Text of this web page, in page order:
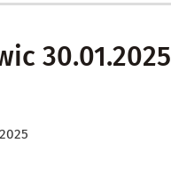
30.01.2025